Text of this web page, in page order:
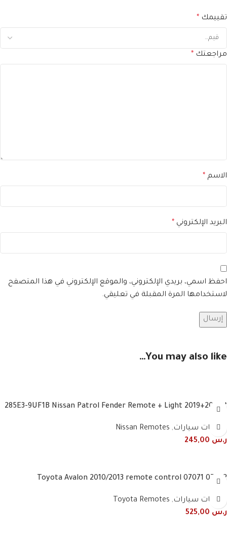
تقييمك *
مراجعتك *
الاسم *
البريد الإلكتروني *
احفظ اسمي، بريدي الإلكتروني، والموقع الإلكتروني في هذا المتصفح
لاستخدامها المرة المقبلة في تعليقي.
You may also like…
‘-285E3-9UF1B Nissan Patrol Fender Remote + Light 2019+2020
ريموتات سيارات,
Nissan Remotes
ر.س
07072 07071 Toyota Avalon 2010/2013 remote control
ريموتات سيارات,
Toyota Remotes
ر.س